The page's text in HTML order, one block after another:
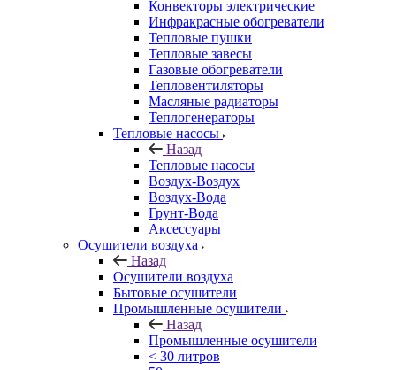
Конвекторы электрические
Инфракрасные обогреватели
Тепловые пушки
Тепловые завесы
Газовые обогреватели
Тепловентиляторы
Масляные радиаторы
Теплогенераторы
Тепловые насосы
Назад
Тепловые насосы
Воздух-Воздух
Воздух-Вода
Грунт-Вода
Аксессуары
Осушители воздуха
Назад
Осушители воздуха
Бытовые осушители
Промышленные осушители
Назад
Промышленные осушители
< 30 литров